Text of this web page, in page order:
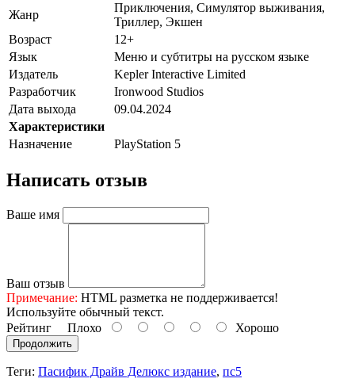
Жанр
Приключения, Симулятор выживания,
Триллер, Экшен
Возраст
12+
Язык
Меню и субтитры на русском языке
Издатель
Kepler Interactive Limited
Разработчик
Ironwood Studios
Дата выхода
09.04.2024
Характеристики
Назначение
PlayStation 5
Написать отзыв
Ваше имя
Ваш отзыв
Примечание: HTML разметка не поддерживается!
Используйте обычный текст.
Рейтинг Плохо Хорошо
Продолжить
Теги: Пасифик Драйв Делюкс издание, пс5